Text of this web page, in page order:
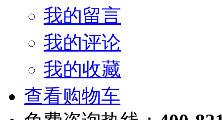
我的留言
我的评论
我的收藏
查看购物车